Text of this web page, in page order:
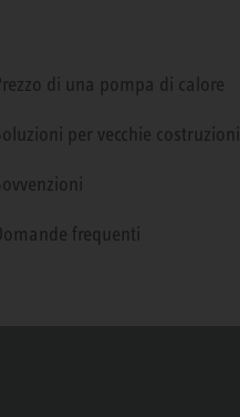
di una pompa di calore
per vecchie costruzioni
frequenti